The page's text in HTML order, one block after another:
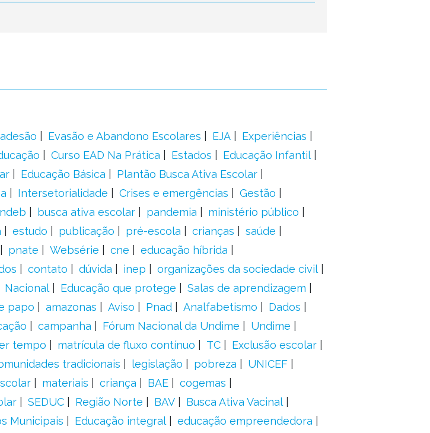
Evasão e Abandono Escolares EJA
Experiências
Curso EAD Na Prática Estados
Educação Infantil
Educação Básica
Plantão Busca Ativa Escolar
Intersetorialidade Crises e emergências
Gestão
busca ativa escolar pandemia
ministério público
estudo publicação pré-escola crianças
saúde
pnate Websérie cne
educação híbrida
contato dúvida inep
organizações da sociedade civil
Nacional Educação que protege
Salas de aprendizagem
papo amazonas Aviso Pnad Analfabetismo
Dados
campanha Fórum Nacional da Undime
Undime
tempo matrícula de fluxo contínuo TC
Exclusão escolar
tradicionais legislação pobreza
UNICEF
materiais criança BAE
cogemas
SEDUC Região Norte BAV
Busca Ativa Vacinal
Municipais Educação integral
educação empreendedora